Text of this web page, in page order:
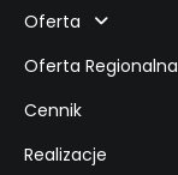
Oferta
Oferta Regionalna
Cennik
Realizacje